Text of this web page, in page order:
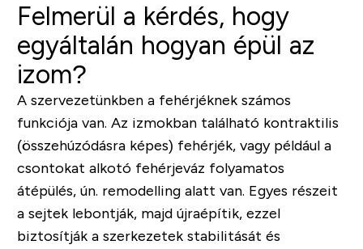
Felmerül a kérdés, hogy
egyáltalán hogyan épül az
izom?
A szervezetünkben a fehérjéknek számos
funkciója van. Az izmokban található kontraktilis
(összehúzódásra képes) fehérjék, vagy például a
csontokat alkotó fehérjeváz folyamatos
átépülés, ún. remodellingalatt van. Egyes részeit
a sejtek lebontják, majd újraépítik, ezzel
biztosítják a szerkezetek stabilitását és